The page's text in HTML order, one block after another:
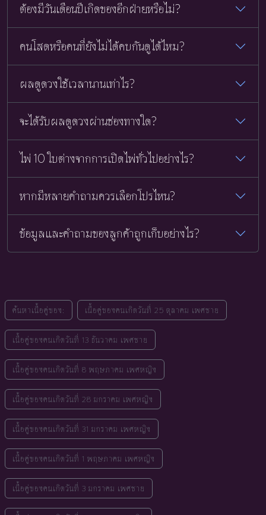
ต้องมีวันเดือนปีเกิดของอีกฝ่ายหรือไม่?
คนโสดหรือคนที่ยังไม่ได้คบกันดูได้ไหม?
ผลดูดวงใช้เวลานานเท่าไร?
จะได้รับผลดูดวงผ่านช่องทางใด?
ไพ่ 10 ใบต่างจากการเปิดไพ่ทั่วไปอย่างไร?
หากมีหลายคำถามควรเลือกโปรไหน?
ข้อมูลและคำถามของลูกค้าถูกเก็บอย่างไร?
ค้นหาเนื้อคู่ของ: เนื้อคู่ของคนเกิดวันที่ 25 ตุลาคม เพศชาย
เนื้อคู่ของคนเกิดวันที่ 13 ธันวาคม เพศชาย
เนื้อคู่ของคนเกิดวันที่ 8 พฤษภาคม เพศหญิง
เนื้อคู่ของคนเกิดวันที่ 28 มกราคม เพศหญิง
เนื้อคู่ของคนเกิดวันที่ 31 มกราคม เพศหญิง
เนื้อคู่ของคนเกิดวันที่ 1 พฤษภาคม เพศหญิง
เนื้อคู่ของคนเกิดวันที่ 3 มกราคม เพศชาย